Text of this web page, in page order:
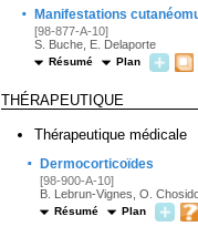
· Manifestations
[98-877-A-10]
S. Buche, E. Delaporte
Résumé Plan
THÉRAPEUTIQUE
Thérapeutique médicale
· Dermocorticoïdes
[98-900-A-10]
B. Lebrun-Vignes, O.
Résumé Plan